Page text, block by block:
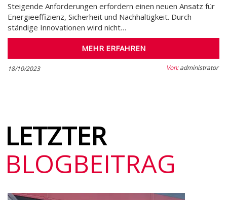
Steigende Anforderungen erfordern einen neuen Ansatz für
Energieeffizienz, Sicherheit und Nachhaltigkeit. Durch
ständige Innovationen wird nicht…
MEHR ERFAHREN
18/10/2023 Von:administrator
LETZTER
BLOGBEITRAG